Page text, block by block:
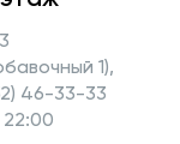
1),
46-33-33